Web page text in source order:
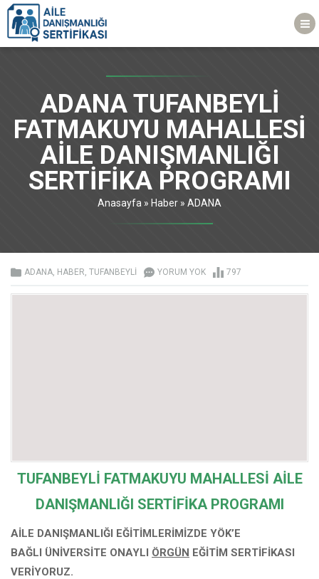
ADANA TUFANBEYLİ
FATMAKUYU MAHALLESİ
AİLE DANIŞMANLIĞI
SERTİFİKA PROGRAMI
Anasayfa » Haber » ADANA
ADANA, HABER, TUFANBEYLİ YORUM YOK 797
TUFANBEYLİ FATMAKUYU MAHALLESİ AİLE
DANIŞMANLIĞI SERTİFİKA PROGRAMI
AİLE DANIŞMANLIĞI EĞİTİMLERİMİZDE YÖK’E
BAĞLI ÜNİVERSİTE ONAYLI ÖRGÜN EĞİTİM SERTİFİKASI
VERİYORUZ.